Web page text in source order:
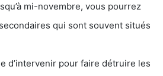
mi-novembre, vous pourrez
qui sont souvent situés
d’intervenir pour faire détruire les